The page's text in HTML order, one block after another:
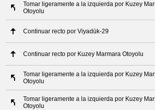
Tomar ligeramente a la izquierda por Kuzey
Otoyolu
Continuar recto por Viyadük-29
Continuar recto por Kuzey Marmara Otoyolu
Tomar ligeramente a la izquierda por Kuzey
Otoyolu
Tomar ligeramente a la izquierda por Kuzey
Otoyolu